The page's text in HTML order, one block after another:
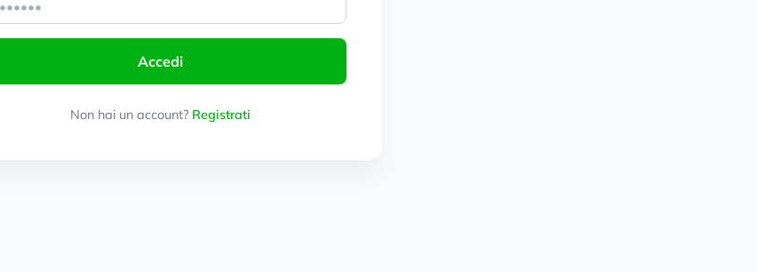
Accedi
Non hai un account? Registrati